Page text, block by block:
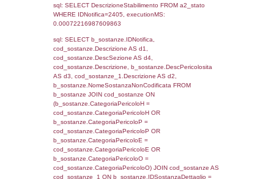
f_territori_limitrofi.Direzione,
f_territori_limitrofi.Denominazione,
rofi.DescAltro FROM f_territori_limitrofi
cod_territori_tipologia ON
(f_territori_limitrofi.IDTipologiaTerritorio =
cod_territori_tipologia.IDTipologiaTerritorio)
(f_territori_limitrofi.IDTipoTerritorio =
cod_territori_tipologia.IDTerritorioTP)
(((f_territori_limitrofi.IDNotifica)=2405) AND
((f_territori_limitrofi.IDTipoTerritorio)=6)),
0.070307970046997